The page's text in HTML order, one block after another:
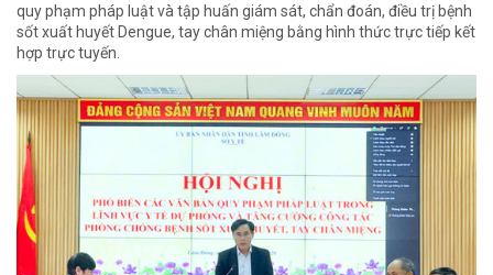
quy phạm pháp luật và tập huấn giám sát, chẩn đoán, điều trị bệnh
sốt xuất huyết Dengue, tay chân miệng bằng hình thức trực tiếp kết
hợp trực tuyến.